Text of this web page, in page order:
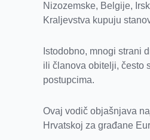
Nizozemske, Belgije,
Kraljevstva kupuju
Istodobno, mnogi strani
ili članova obitelji, često
postupcima.
Ovaj vodič objašnjava
Hrvatskoj za građane